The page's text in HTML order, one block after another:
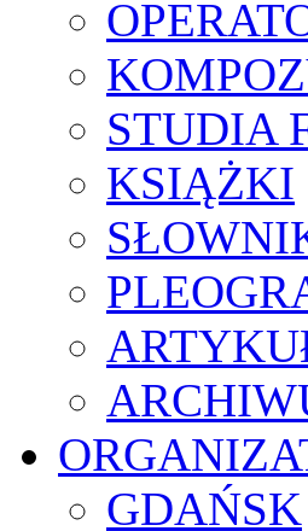
STUDIA
KSIĄŻKI
GDAŃSK